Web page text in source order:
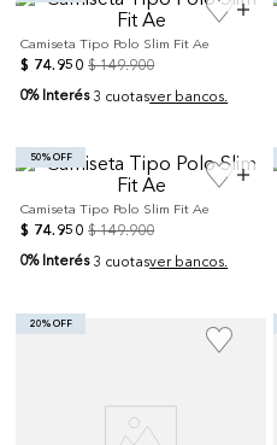
Camiseta Tipo Polo Slim Fit Ae
$ 74. 950 $ 149.900
0% Interés 3 cuotasver bancos.
50% OFF
Camiseta Tipo Polo Slim Fit Ae
$ 74. 950 $ 149.900
0% Interés 3 cuotasver bancos.
20% OFF